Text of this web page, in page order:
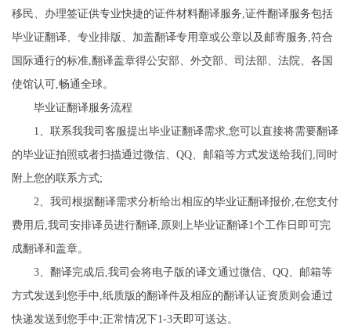
移民、办理签证供专业快捷的证件材料翻译服务,证件翻译服务包括
毕业证翻译、专业排版、加盖翻译专用章或公章以及邮寄服务,符合
国际通行的标准,翻译盖章得公安部、外交部、司法部、法院、各国
使馆认可,畅通全球。
毕业证翻译服务流程
1、联系我我司客服提出毕业证翻译需求,您可以直接将需要翻译
的毕业证拍照或者扫描通过微信、QQ、邮箱等方式发送给我们,同时
附上您的联系方式;
2、我司根据翻译需求分析给出相应的毕业证翻译报价,在您支付
费用后,我司安排译员进行翻译,原则上毕业证翻译1个工作日即可完
成翻译和盖章。
3、翻译完成后,我司会将电子版的译文通过微信、QQ、邮箱等
方式发送到您手中,纸质版的翻译件及相应的翻译认证资质则会通过
快递发送到您手中;正常情况下1-3天即可送达。